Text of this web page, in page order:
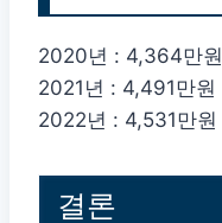
2020년 : 4,364만원
2021년 : 4,491만원
2022년 : 4,531만원
결론